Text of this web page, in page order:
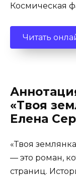
Космическая
Читать
«Твоя
Елена
«Твоя
— это роман,
страниц.